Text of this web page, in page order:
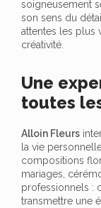
soigneusement
son sens du
attentes les plus
créativité.
Une
toutes
Alloin Fleurs
la vie
compositions
mariages,
professionnels :
transmettre une